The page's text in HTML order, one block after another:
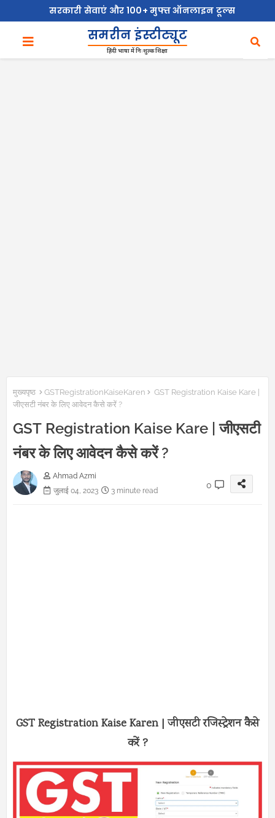
सरकारी सेवाएं और 100+ मुफ्त ऑनलाइन टूल्स
समरीन इंस्टीट्यूट
हिंदी भाषा में निःशुल्क शिक्षा
मुख्यपृष्ठ GSTRegistrationKaiseKaren
GST Registration Kaise Kare |
जीएसटी नंबर के लिए आवेदन कैसे करें ?
GST Registration Kaise Kare | जीएसटी
नंबर के लिए आवेदन कैसे करें ?
Ahmad Azmi
जुलाई 04, 2023
3 minute read
0
GST Registration Kaise Karen | जीएसटी रजिस्ट्रेशन कैसे
करें ?